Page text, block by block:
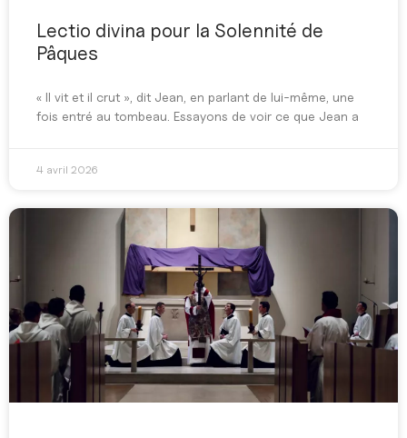
Lectio divina pour la Solennité de
Pâques
« Il vit et il crut », dit Jean, en parlant de lui-même, une
fois entré au tombeau. Essayons de voir ce que Jean a
4 avril 2026